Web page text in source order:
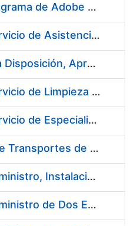
Inscripción en el programa de Adobe CLP
Contratación del Servicio de Asistencia Técnica Ambiental en la Fábrica de Papel de Burgos
Servicio de Puesta a Disposición, Aprovisionamiento y Mantenimiento de Máquinas Expendedoras de Alimentos Sólidos y Bebidas Calientes y Frías
Contratación del Servicio de Limpieza en la FNMT-RCM para el año 2018
Contratación del Servicio de Especialistas Técnicos en Prevención y Extinción de Incendios en los centros de la Fábrica Nacional de Moneda y Timbre – Real Casa de la Moneda
Servicio Operador de Transportes de Seguridad para los diferentes Servicios de Mercancías de la Fábrica Nacional de Moneda y Timbre-Real Casa de la Moneda
Contratación del Suministro, Instalación y Puesta en Marcha de Equipos y Sistemas de Seguridad para el nuevo edificio de la Fábrica de Papel, en Burgos, de la FNMT-RCM
Contratación del Suministro de Dos Enfriadoras de Agua para la Central de Producción EF-3 en la Fábrica Nacional de Moneda y Timbre-Real Casa de la Moneda